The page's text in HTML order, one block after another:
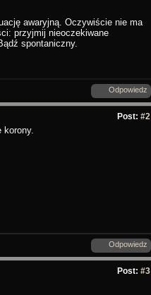
awaryjną. Oczywiście nie ma
przyjmij nieoczekiwane
spontaniczny.
Odpowiedz
Post: #2
korony.
Odpowiedz
Post: #3